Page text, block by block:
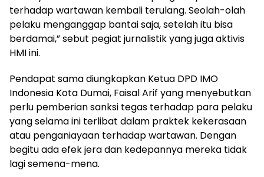
terhadap wartawan kembali terulang. Seolah-olah
pelaku menganggap bantai saja, setelah itu bisa
berdamai,” sebut pegiat jurnalistik yang juga aktivis
HMI ini.
Pendapat sama diungkapkan Ketua DPD IMO
Indonesia Kota Dumai, Faisal Arif yang menyebutkan
perlu pemberian sanksi tegas terhadap para pelaku
yang selama ini terlibat dalam praktek kekerasaan
atau penganiayaan terhadap wartawan. Dengan
begitu ada efek jera dan kedepannya mereka tidak
lagi semena-mena.